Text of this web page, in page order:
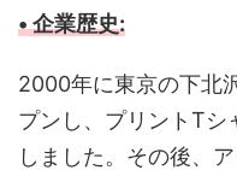
• 企業歴史:
2000年に東京の下北
プンし、プリントTシ
しました。その後、